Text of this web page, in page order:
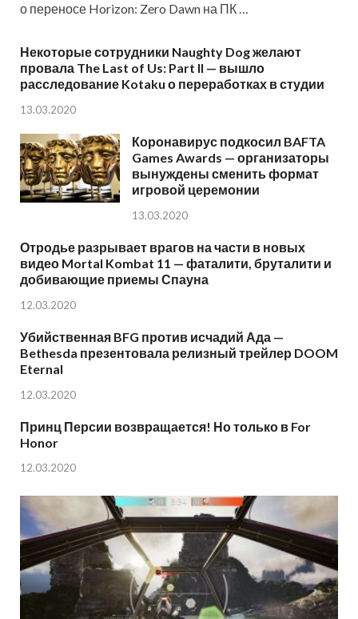
о переносе Horizon: Zero Dawn на ПК …
Некоторые сотрудники Naughty Dog желают
провала The Last of Us: Part II — вышло
расследование Kotaku о переработках в студии
13.03.2020
Коронавирус подкосил BAFTA
Games Awards — организаторы
вынуждены сменить формат
игровой церемонии
13.03.2020
Отродье разрывает врагов на части в новых
видео Mortal Kombat 11 — фаталити, бруталити и
добивающие приемы Спауна
12.03.2020
Убийственная BFG против исчадий Ада —
Bethesda презентовала релизный трейлер DOOM
Eternal
12.03.2020
Принц Персии возвращается! Но только в For
Honor
12.03.2020